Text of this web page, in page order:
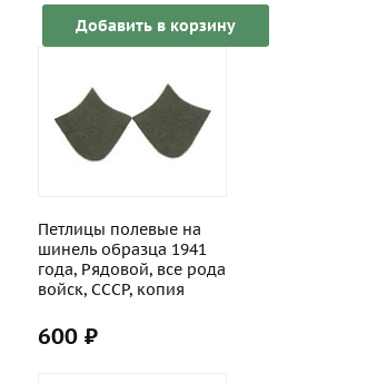
Добавить в корзину
Петлицы полевые на
шинель образца 1941
года, Рядовой, все рода
войск, СССР, копия
600 ₽